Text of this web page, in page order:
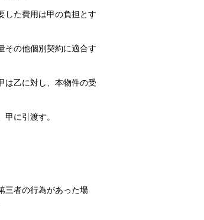
した費用は甲の負担とす
その他個別契約に適合す
は乙に対し、本物件の受
に引渡す。
三者の行為があった場